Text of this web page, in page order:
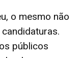
o mesmo não
públicos